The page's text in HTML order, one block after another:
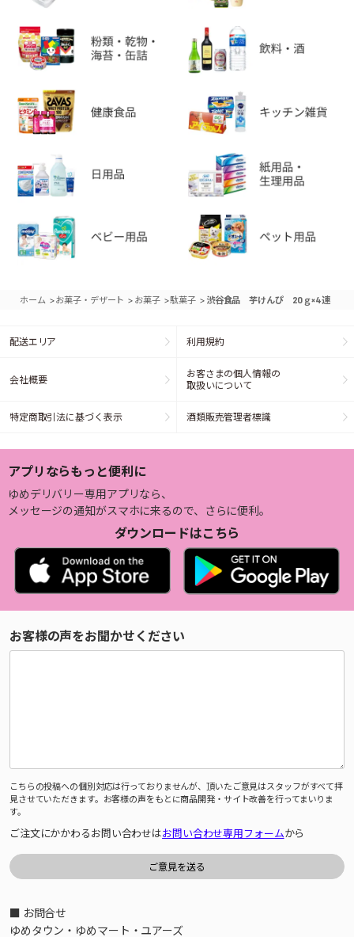
ホーム >お菓子・デザート > お菓子 >駄菓子 > 渋谷食品 芋けんぴ 20ｇ×4連
配送エリア 利用規約
会社概要
お客さまの個人情報の
取扱いについて
特定商取引法に基づく表示 酒類販売管理者標識
アプリならもっと便利に
ゆめデリバリー専用アプリなら、
メッセージの通知がスマホに来るので、さらに便利。
ダウンロードはこちら
お客様の声をお聞かせください
こちらの投稿への個別対応は行っておりませんが、頂いたご意見はスタッフがすべて拝
見させていただきます。お客様の声をもとに商品開発・サイト改善を行ってまいりま
す。
ご注文にかかわるお問い合わせはお問い合わせ専用フォームから
■ お問合せ
ゆめタウン・ゆめマート・ユアーズ